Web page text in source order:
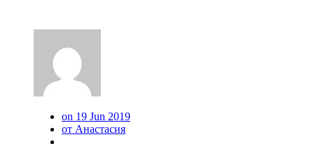
on 19 Jun 2019
от Анастасия